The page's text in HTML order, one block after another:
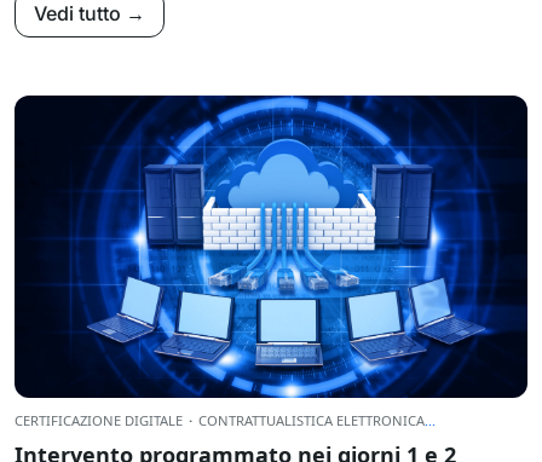
Vedi tutto →
CERTIFICAZIONE DIGITALE · CONTRATTUALISTICA ELETTRONICA...
Intervento programmato nei giorni 1 e 2